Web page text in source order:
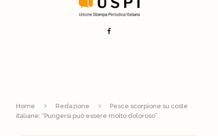
Home Redazione
Pesce scorpione su coste
italiane: “Pungersi può essere molto doloroso”